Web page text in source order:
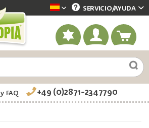
Dekotopia spanisch
SERVICIO/AYUDA
y FAQ +49 (0)2871-2347790